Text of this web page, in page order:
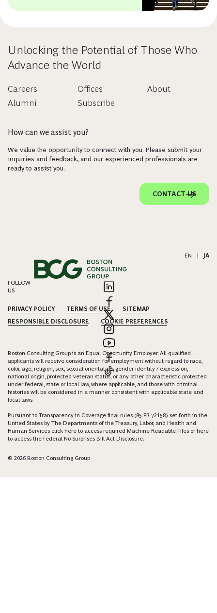
Unlocking the Potential of Those Who
Advance the World
Careers
Alumni
Offices
Subscribe
About
How can we assist you?
We value the opportunity to connect with you. Please submit your
inquiries and feedback, and our experienced professionals are
ready to assist you.
CONTACT US
EN JA
FOLLOW
US
PRIVACY POLICY TERMS OF USE
SITEMAP
RESPONSIBLE DISCLOSURE
COOKIE PREFERENCES
Boston Consulting Group is an Equal Opportunity Employer. All qualified
applicants will receive consideration for employment without regard to race,
color, age, religion, sex, sexual orientation, gender identity / expression,
national origin, protected veteran status, or any other characteristic protected
under federal, state or local law, where applicable, and those with criminal
histories will be considered in a manner consistent with applicable state and
local laws.
Pursuant to Transparency in Coverage final rules (85 FR 72158) set forth in the
United States by The Departments of the Treasury, Labor, and Health and
Human Services click here to access required Machine Readable Files orhere
to access the Federal No Surprises Bill Act Disclosure.
© 2026 Boston Consulting Group